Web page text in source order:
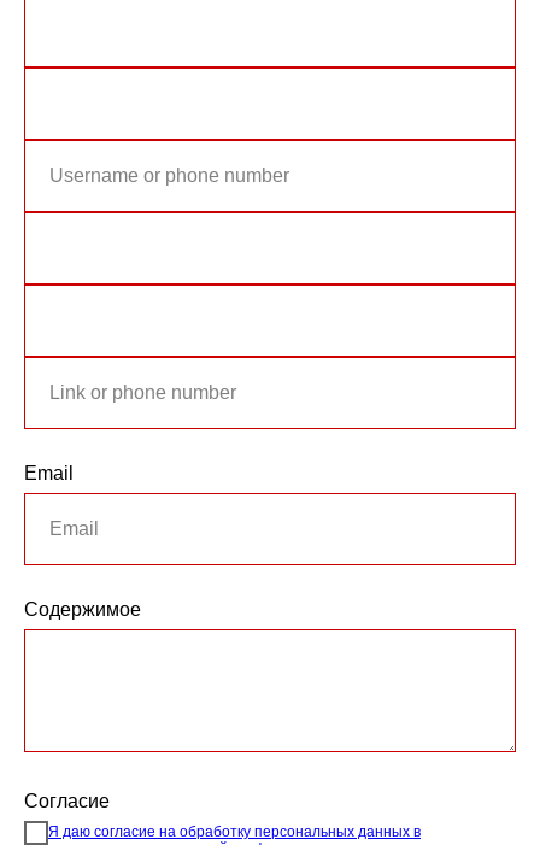
Email
Содержимое
Согласие
Я даю согласие на обработку персональных данных в